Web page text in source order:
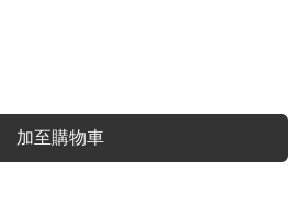
加至購物車